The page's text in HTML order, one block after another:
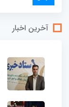
آخرین اخبار